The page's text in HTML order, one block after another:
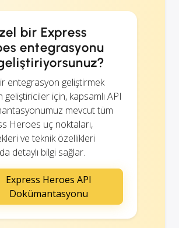
bir Express
entegrasyonu
entegrasyon geliştirmek
geliştiriciler için, kapsamlı API
mevcut tüm
Heroes uç noktaları,
ve teknik özellikleri
detaylı bilgi sağlar.
Express Heroes API
Dokümantasyonu